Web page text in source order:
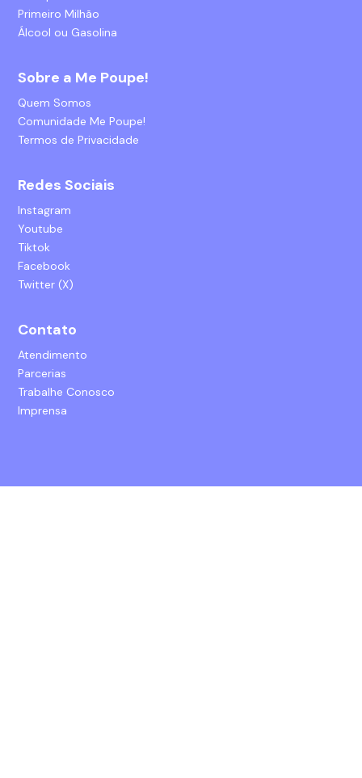
Primeiro Milhão
Álcool ou Gasolina
Sobre a Me Poupe!
Quem Somos
Comunidade Me Poupe!
Termos de Privacidade
Redes Sociais
Instagram
Youtube
Tiktok
Facebook
Twitter (X)
Contato
Atendimento
Parcerias
Trabalhe Conosco
Imprensa